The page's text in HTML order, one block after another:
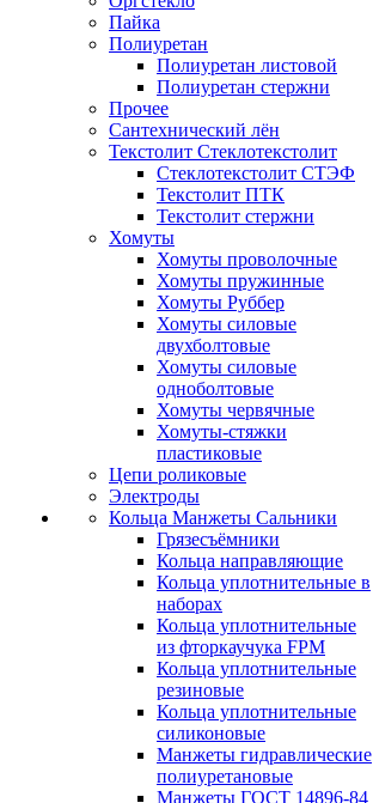
Пайка
Полиуретан
Полиуретан листовой
Полиуретан стержни
Прочее
Сантехнический лён
Текстолит Стеклотекстолит
Стеклотекстолит СТЭФ
Текстолит ПТК
Текстолит стержни
Хомуты
Хомуты проволочные
Хомуты пружинные
Хомуты Руббер
Хомуты силовые
двухболтовые
Хомуты силовые
одноболтовые
Хомуты червячные
Хомуты-стяжки
пластиковые
Цепи роликовые
Электроды
Кольца Манжеты Сальники
Грязесъёмники
Кольца направляющие
Кольца уплотнительные в
наборах
Кольца уплотнительные
из фторкаучука FPM
Кольца уплотнительные
резиновые
Кольца уплотнительные
силиконовые
Манжеты гидравлические
полиуретановые
Манжеты ГОСТ 14896-84